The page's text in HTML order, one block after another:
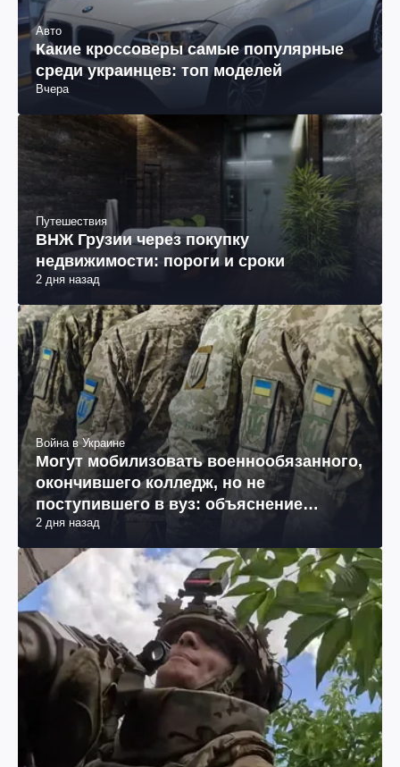
Авто
Какие кроссоверы самые популярные
среди украинцев: топ моделей
Вчера
Путешествия
ВНЖ Грузии через покупку
недвижимости: пороги и сроки
2 дня назад
Война в Украине
Могут мобилизовать военнообязанного,
окончившего колледж, но не
поступившего в вуз: объяснение
юриста
2 дня назад